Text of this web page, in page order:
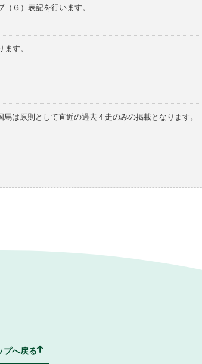
Ｇ）表記を行います。
す。
は原則として直近の過去４走のみの掲載となります。
プへ戻る